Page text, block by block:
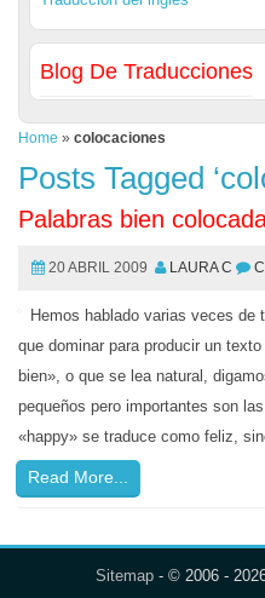
Blog De Traducciones
Home » colocaciones
Posts Tagged
Palabras bien
20 ABRIL 2009 LAURA C
Hemos hablado varias veces de
que dominar para producir un
bien», o que se lea natural,
pequeños pero importantes son
«happy» se traduce como feliz,
Read More...
Sitemap - © 2006 -